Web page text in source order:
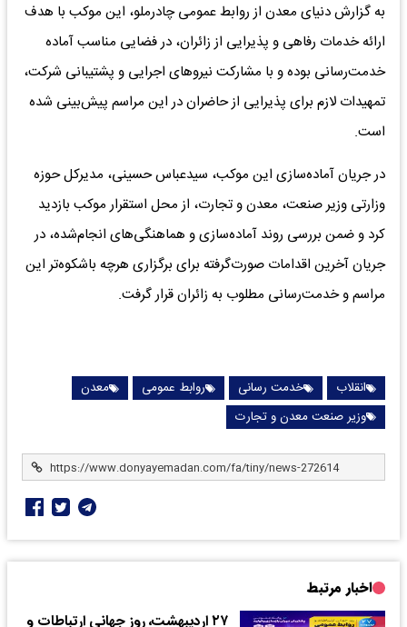
به گزارش دنیای معدن از روابط عمومی چادرملو، این موکب با هدف
ارائه خدمات رفاهی و پذیرایی از زائران، در فضایی مناسب آماده
خدمت‌رسانی بوده و با مشارکت نیروهای اجرایی و پشتیبانی شرکت،
تمهیدات لازم برای پذیرایی از حاضران در این مراسم پیش‌بینی شده
است.
در جریان آماده‌سازی این موکب، سیدعباس حسینی، مدیرکل حوزه
وزارتی وزیر صنعت، معدن و تجارت، از محل استقرار موکب بازدید
کرد و ضمن بررسی روند آماده‌سازی و هماهنگی‌های انجام‌شده، در
جریان آخرین اقدامات صورت‌گرفته برای برگزاری هرچه باشکوه‌تر این
مراسم و خدمت‌رسانی مطلوب به زائران قرار گرفت.
انقلاب خدمت رسانی روابط عمومی
معدن
وزیر صنعت معدن و تجارت
اخبار مرتبط